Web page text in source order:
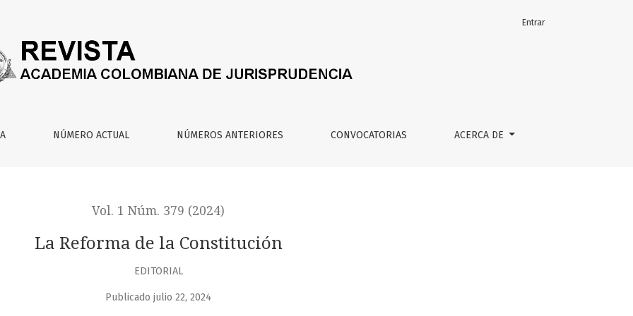
NÚMERO ACTUAL NÚMEROS ANTERIORES CONVOCATORIAS ACERCA DE
Entrar
Vol. 1 Núm. 379 (2024)
La Reforma de la Constitución
EDITORIAL
Publicado julio 22, 2024